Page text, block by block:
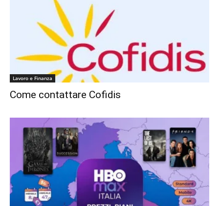
Lavoro e Finanza
Come contattare Cofidis